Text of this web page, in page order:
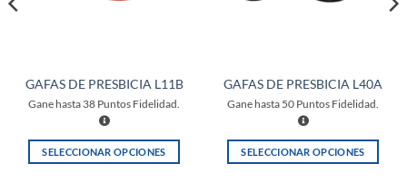
GAFAS DE PRESBICIA L11B
Gane hasta 38 Puntos Fidelidad.
SELECCIONAR OPCIONES
GAFAS DE PRESBICIA L40A
Gane hasta 50 Puntos Fidelidad.
SELECCIONAR OPCIONES